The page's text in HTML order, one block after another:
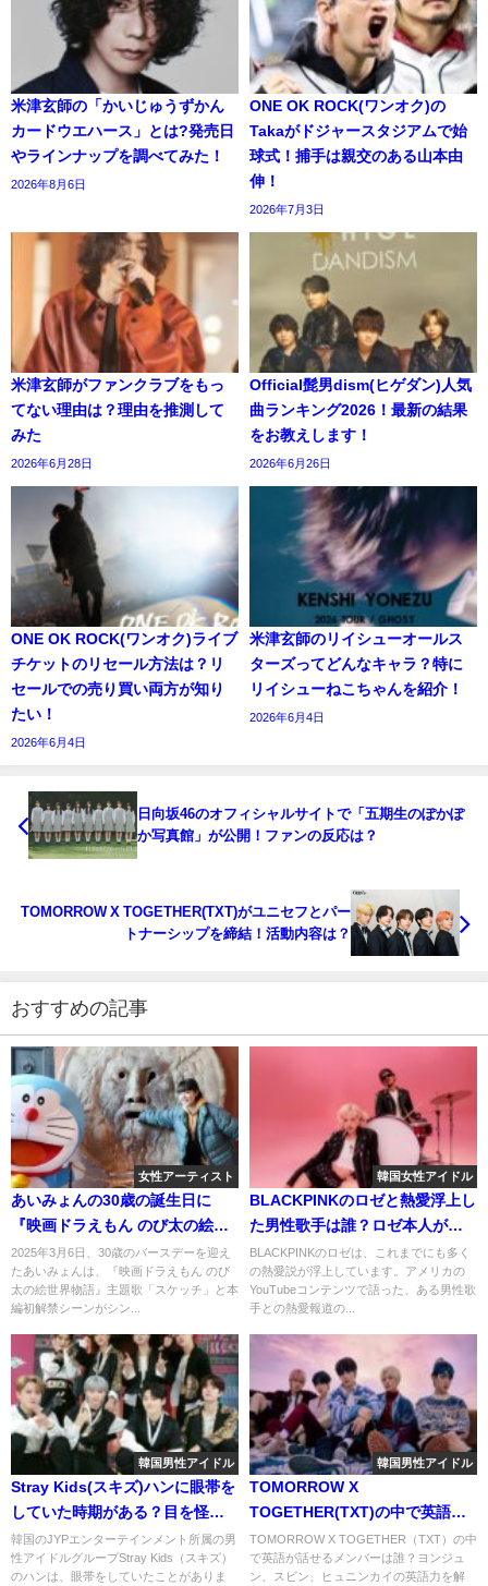
米津玄師の「かいじゅうずかん
カードウエハース」とは?発売日
やラインナップを調べてみた！
2026年8月6日
ONE OK ROCK(ワンオク)の
Takaがドジャースタジアムで始
球式！捕手は親交のある山本由
伸！
2026年7月3日
米津玄師がファンクラブをもっ
てない理由は？理由を推測して
みた
2026年6月28日
Official髭男dism(ヒゲダン)人気
曲ランキング2026！最新の結果
をお教えします！
2026年6月26日
ONE OK ROCK(ワンオク)ライブ
チケットのリセール方法は？リ
セールでの売り買い両方が知り
たい！
2026年6月4日
米津玄師のリイシューオールス
ターズってどんなキャラ？特に
リイシューねこちゃんを紹介！
2026年6月4日
日向坂46のオフィシャルサイトで「五期生のぽかぽ
か写真館」が公開！ファンの反応は？
TOMORROW X TOGETHER(TXT)がユニセフとパー
トナーシップを締結！活動内容は？
おすすめの記事
女性アーティスト
あいみょんの30歳の誕生日に
『映画ドラえもん のび太の絵世
界物語』主題歌とシンクロする
スペシャルPV公開！
2025年3月6日、30歳のバースデーを迎え
たあいみょんは、『映画ドラえもん のび
太の絵世界物語』主題歌「スケッチ」と本
編初解禁シーンがシン...
韓国女性アイドル
BLACKPINKのロゼと熱愛浮上し
た男性歌手は誰？ロゼ本人が語
った真相とは？
BLACKPINKのロゼは、これまでにも多く
の熱愛説が浮上しています。アメリカの
YouTubeコンテンツで語った、ある男性歌
手との熱愛報道の...
韓国男性アイドル
Stray Kids(スキズ)ハンに眼帯を
していた時期がある？目を怪我
した理由が意外？
韓国のJYPエンターテインメント所属の男
性アイドルグループStray Kids（スキズ）
のハンは、眼帯をしていたことがありま
韓国男性アイドル
TOMORROW X
TOGETHER(TXT)の中で英語が
話せるメンバーは誰？？英語の
曲一覧もまとめました！
TOMORROW X TOGETHER（TXT）の中
で英語が話せるメンバーは誰？ヨンジュ
ン、スビン、ヒュニンカイの英語力を解